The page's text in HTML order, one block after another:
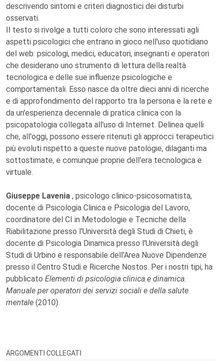
descrivendo sintomi e criteri diagnostici dei disturbi
osservati.
Il testo si rivolge a tutti coloro che sono interessati agli
aspetti psicologici che entrano in gioco nell'uso quotidiano
del web: psicologi, medici, educatori, insegnanti e operatori
che desiderano uno strumento di lettura della realtà
tecnologica e delle sue influenze psicologiche e
comportamentali. Esso nasce da oltre dieci anni di ricerche
e di approfondimento del rapporto tra la persona e la rete e
da un'esperienza decennale di pratica clinica con la
psicopatologia collegata all'uso di Internet. Delinea quelli
che, all'oggi, possono essere ritenuti gli approcci terapeutici
più evoluti rispetto a queste nuove patologie, dilaganti ma
sottostimate, e comunque proprie dell'era tecnologica e
virtuale.
Giuseppe Lavenia , psicologo clinico-psicosomatista,
docente di Psicologia Clinica e Psicologia del Lavoro,
coordinatore del CI in Metodologie e Tecniche della
Riabilitazione presso l'Università degli Studi di Chieti, è
docente di Psicologia Dinamica presso l'Università degli
Studi di Urbino e responsabile dell'Area Nuove Dipendenze
presso il Centro Studi e Ricerche Nostos. Per i nostri tipi, ha
pubblicato Elementi di psicologia clinica e dinamica.
Manuale per operatori dei servizi sociali e della salute
mentale (2010).
ARGOMENTI COLLEGATI